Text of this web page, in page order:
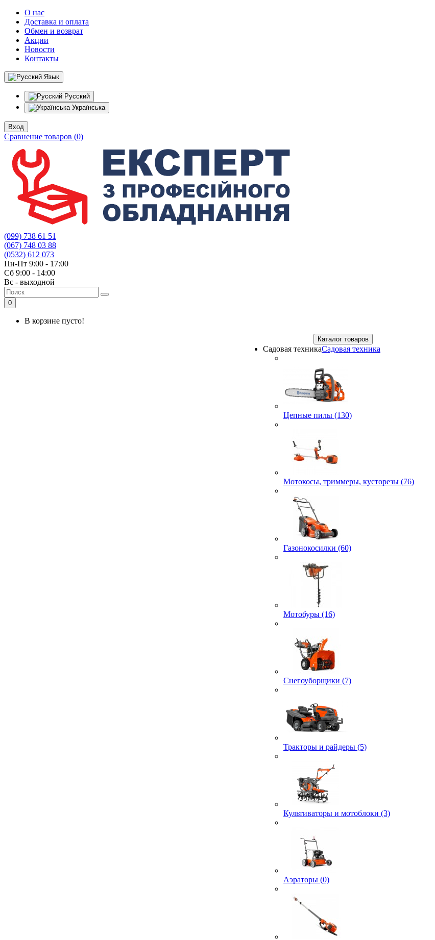
О нас
Доставка и оплата
Обмен и возврат
Акции
Новости
Контакты
Язык
Русский
Українська
Вход
Сравнение товаров (0)
(099) 738 61 51
(067) 748 03 88
(0532) 612 073
Пн-Пт 9:00 - 17:00
Сб 9:00 - 14:00
Вс - выходной
0
В корзине пусто!
Каталог товаров
Садовая техникаСадовая техника
Цепные пилы (130)
Мотокосы, триммеры, кусторезы (76)
Газонокосилки (60)
Мотобуры (16)
Снегоуборщики (7)
Тракторы и райдеры (5)
Культиваторы и мотоблоки (3)
Аэраторы (0)